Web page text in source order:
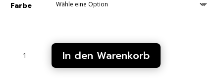
Farbe
PunkInside
In den Warenkorb